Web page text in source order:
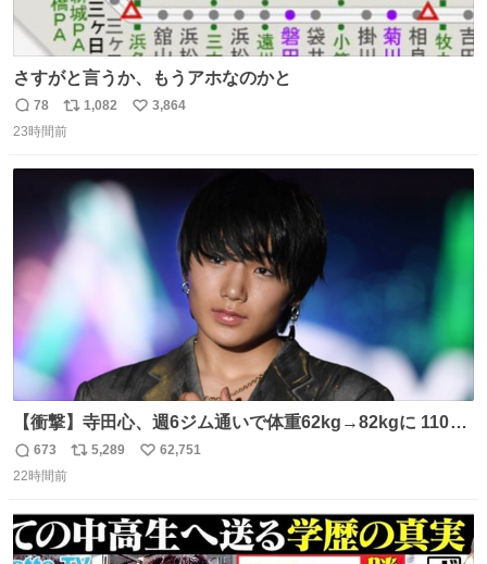
さすがと言うか、もうアホなのかと
返
信
78
リ
ポ
ト
数
1,082
い
3,864
23時間前
【衝撃】寺田心、週6ジム通いで体重62kg→82kgに 110kg
のベンチプレス持ち上げる姿披露
news.livedoor.com/article/detail… 元々自重のみだった
のためおにぎり10個、ゼリー飲料3～4本、パスタと毎日4
千kcalオーバーの食事を摂取し、増量したという。
返
信
673
リ
ト
数
5,289
い
数
62,751
22時間前